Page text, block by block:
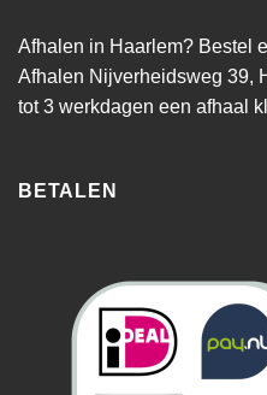
Afhalen in Haarlem? Bestel
Afhalen Nijverheidsweg 39,
tot 3 werkdagen een afhaal
BETALEN